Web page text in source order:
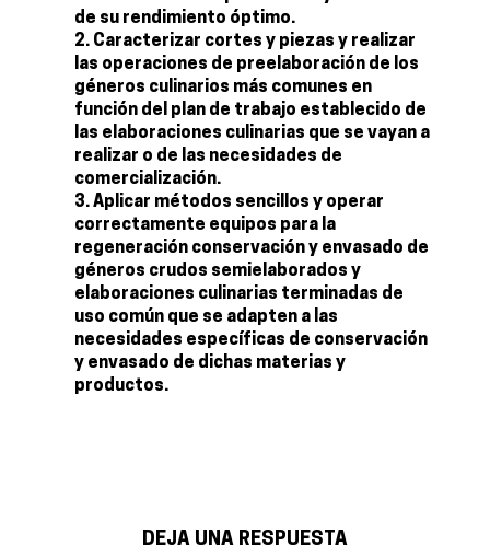
de su rendimiento óptimo.
Caracterizar cortes y piezas y realizar
las operaciones de preelaboración de los
géneros culinarios más comunes en
función del plan de trabajo establecido de
las elaboraciones culinarias que se vayan a
realizar o de las necesidades de
comercialización.
Aplicar métodos sencillos y operar
correctamente equipos para la
regeneración conservación y envasado de
géneros crudos semielaborados y
elaboraciones culinarias terminadas de
uso común que se adapten a las
necesidades específicas de conservación
y envasado de dichas materias y
productos.
DEJA UNA RESPUESTA